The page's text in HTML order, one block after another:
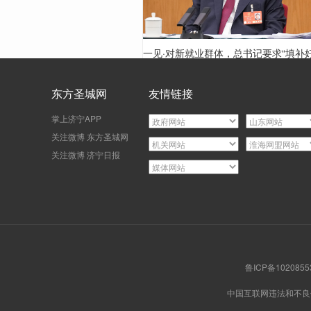
一见·对新就业群体，总书记要求“填补
东方圣城网
掌上济宁APP
关注微博 东方圣城网
关注微博 济宁日报
友情链接
鲁ICP备
中国互联网违法和不